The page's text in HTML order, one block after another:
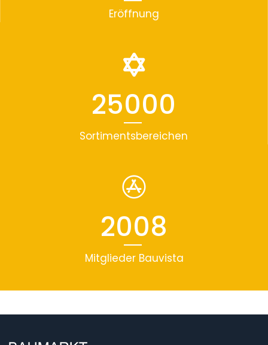
Eröffnung
25000
Sortimentsbereichen
2008
Mitglieder Bauvista